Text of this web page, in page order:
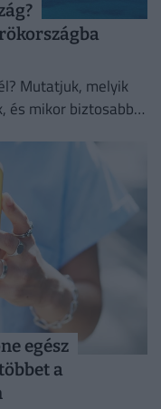
Mutatjuk, melyik
és mikor biztosabb a
egész
a